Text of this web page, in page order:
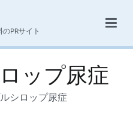
PRサイト
ップ尿症
シロップ尿症